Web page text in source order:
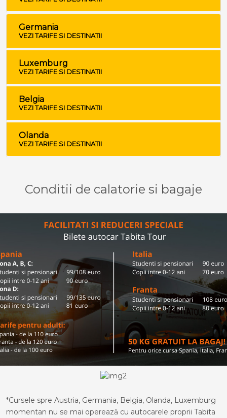
Germania
VEZI TARIFE SI DESTINATII
Luxemburg
VEZI TARIFE SI DESTINATII
Belgia
VEZI TARIFE SI DESTINATII
Olanda
VEZI TARIFE SI DESTINATII
Conditii de calatorie si bagaje
*Cursele spre Austria, Germania, Belgia, Olanda, Luxemburg
momentan nu se mai operează cu autocarele proprii Tabita